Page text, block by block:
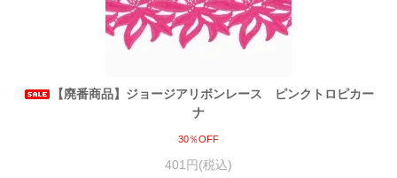
【廃番商品】ジョージアリボンレース ピンクトロピカー
ナ
30％OFF
401円(税込)